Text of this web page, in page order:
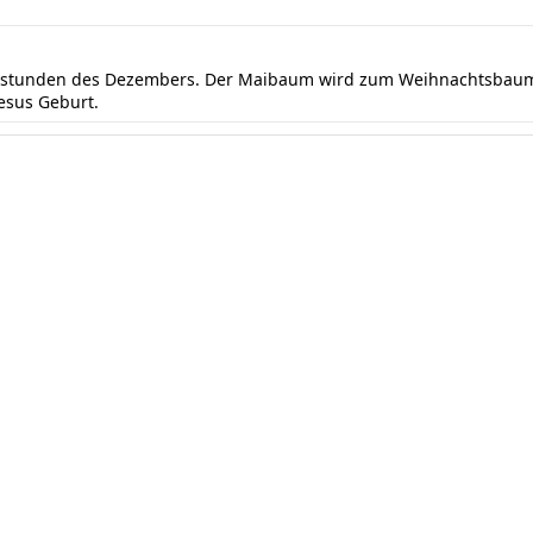
des Dezembers. Der Maibaum wird zum
Geburt.